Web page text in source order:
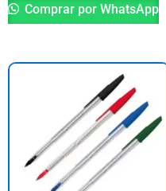
Comprar por WhatsApp